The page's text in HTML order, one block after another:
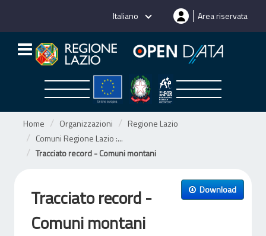
Italiano Area riservata
Home Organizzazioni
Regione Lazio
Comuni Regione Lazio :...
Tracciato record - Comuni montani
Download
Tracciato record -
Comuni montani